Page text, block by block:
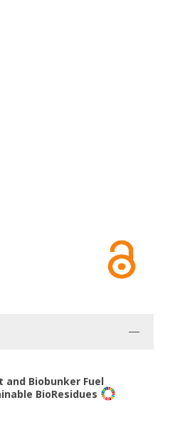
and Biobunker Fuel
BioResidues